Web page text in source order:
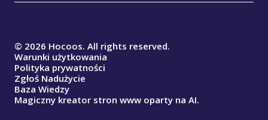
© 2026 Hocoos. All rights reserved.
Warunki użytkowania
Polityka prywatności
Zgłoś Nadużycie
Baza Wiedzy
Magiczny kreator stron www oparty na AI.